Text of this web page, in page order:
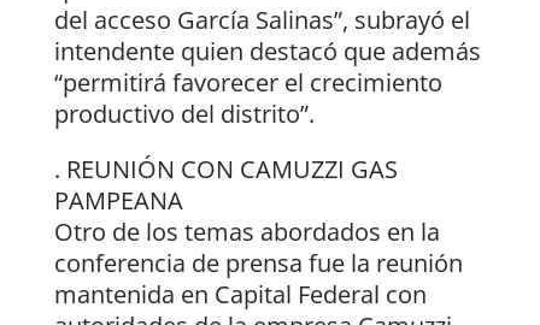
del acceso García Salinas”, subrayó el
intendente quien destacó que además
“permitirá favorecer el crecimiento
productivo del distrito”.
. REUNIÓN CON CAMUZZI GAS
PAMPEANA
Otro de los temas abordados en la
conferencia de prensa fue la reunión
mantenida en Capital Federal con